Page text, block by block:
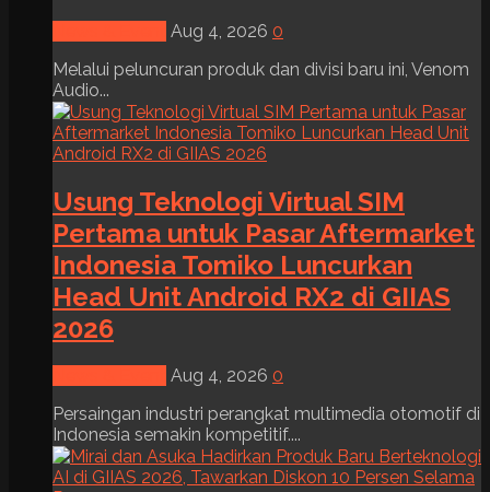
Aug 4, 2026 0
Melalui peluncuran produk dan divisi baru ini, Venom
Audio...
Usung Teknologi Virtual SIM
Pertama untuk Pasar Aftermarket
Indonesia Tomiko Luncurkan
Head Unit Android RX2 di GIIAS
2026
Aug 4, 2026 0
Persaingan industri perangkat multimedia otomotif di
Indonesia semakin kompetitif....